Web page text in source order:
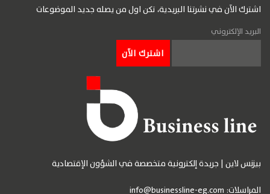
اشترك الآن في نشرتنا البريدية، تكن اول من يصله جديد الموضوعات
البريد الإلكتروني
بيزنس لاين | جريدة إلكترونية متخصصة في الشؤون الإقتصادية
المراسلات: info@businessline-eg.com